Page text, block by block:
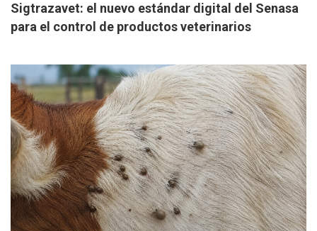
Sigtrazavet: el nuevo estándar digital del Senasa
para el control de productos veterinarios